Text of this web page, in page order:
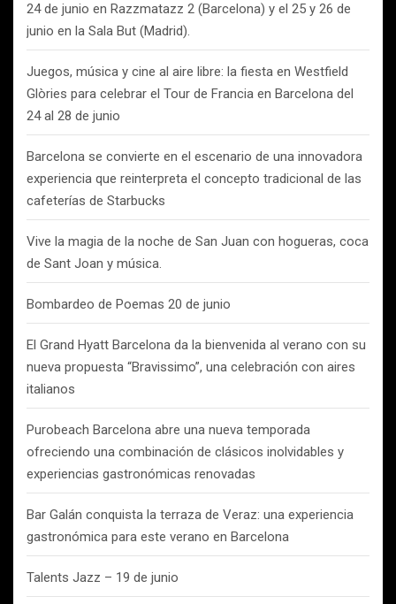
24 de junio en Razzmatazz 2 (Barcelona) y el 25 y 26 de
junio en la Sala But (Madrid).
Juegos, música y cine al aire libre: la fiesta en Westfield
Glòries para celebrar el Tour de Francia en Barcelona del
24 al 28 de junio
Barcelona se convierte en el escenario de una innovadora
experiencia que reinterpreta el concepto tradicional de las
cafeterías de Starbucks
Vive la magia de la noche de San Juan con hogueras, coca
de Sant Joan y música.
Bombardeo de Poemas 20 de junio
El Grand Hyatt Barcelona da la bienvenida al verano con su
nueva propuesta “Bravissimo”, una celebración con aires
italianos
Purobeach Barcelona abre una nueva temporada
ofreciendo una combinación de clásicos inolvidables y
experiencias gastronómicas renovadas
Bar Galán conquista la terraza de Veraz: una experiencia
gastronómica para este verano en Barcelona
Talents Jazz – 19 de junio